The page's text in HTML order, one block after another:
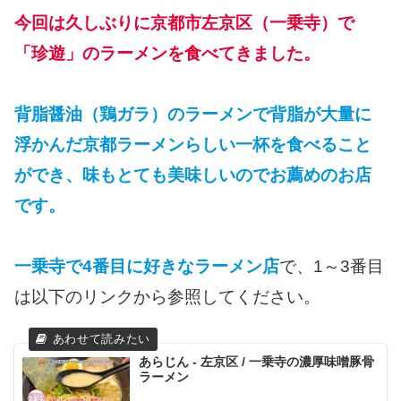
今回は久しぶりに京都市左京区（一乗寺）で
「珍遊」のラーメンを食べてきました。
背脂醤油（鶏ガラ）のラーメンで背脂が大量に
浮かんだ京都ラーメンらしい一杯を食べること
ができ、味もとても美味しいのでお薦めのお店
です。
一乗寺で4番目に好きなラーメン店で、1～3番目
は以下のリンクから参照してください。
あらじん - 左京区 / 一乗寺の濃厚味噌豚骨
ラーメン